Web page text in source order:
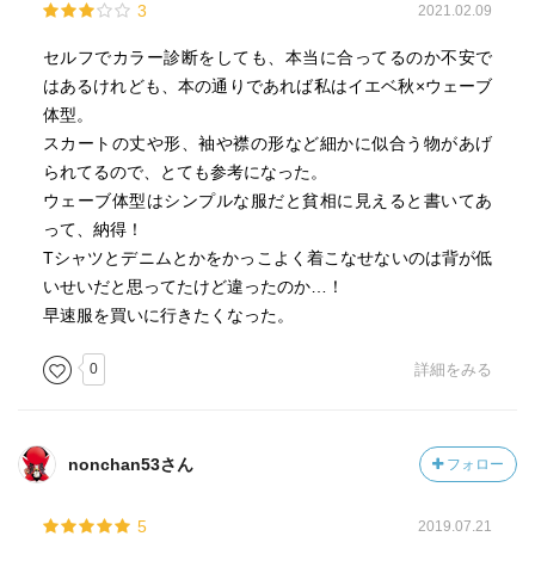
3 2021.02.09
セルフでカラー診断をしても、本当に合ってるのか不安で
はあるけれども、本の通りであれば私はイエベ秋×ウェーブ
体型。
スカートの丈や形、袖や襟の形など細かに似合う物があげ
られてるので、とても参考になった。
ウェーブ体型はシンプルな服だと貧相に見えると書いてあ
って、納得！
Tシャツとデニムとかをかっこよく着こなせないのは背が低
いせいだと思ってたけど違ったのか…！
早速服を買いに行きたくなった。
0 詳細をみる
nonchan53さん フォロー
5 2019.07.21